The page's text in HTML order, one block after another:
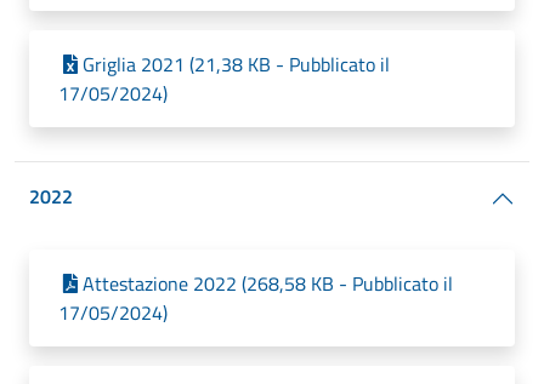
Griglia 2021 (21,38 KB - Pubblicato il
17/05/2024)
2022
Attestazione 2022 (268,58 KB - Pubblicato il
17/05/2024)